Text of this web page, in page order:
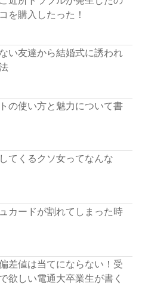
を購入したった！
い友達から結婚式に誘われ
の使い方と魅力について書
てくるクソ女ってなんな
カードが割れてしまった時
差値は当てにならない！受
欲しい電通大卒業生が書く